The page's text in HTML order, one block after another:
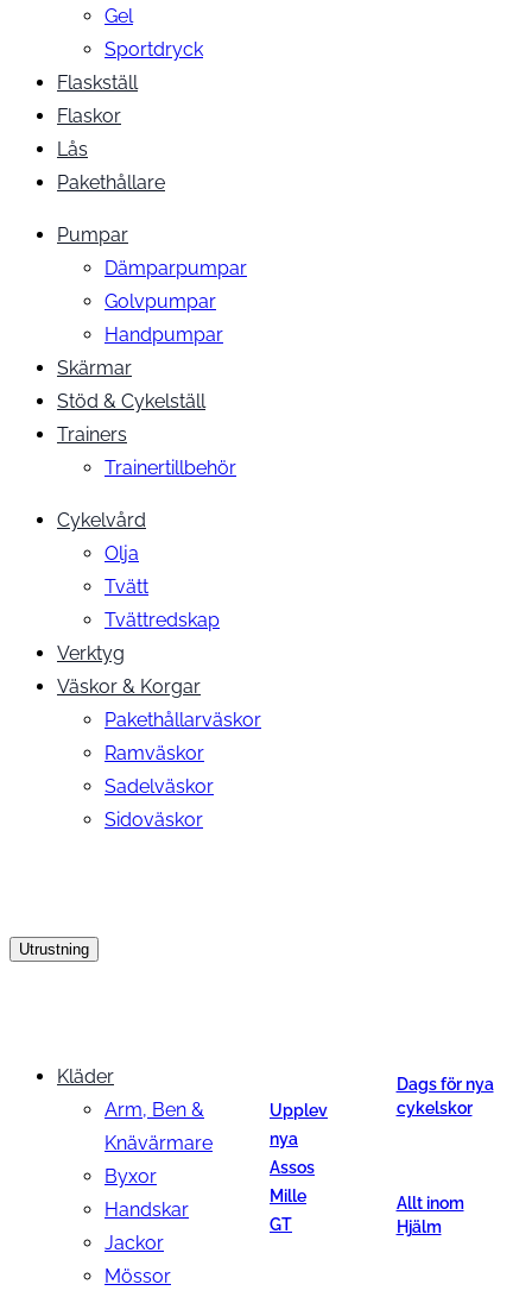
Gel
Sportdryck
Flaskställ
Flaskor
Lås
Pakethållare
Pumpar
Dämparpumpar
Golvpumpar
Handpumpar
Skärmar
Stöd & Cykelställ
Trainers
Trainertillbehör
Cykelvård
Olja
Tvätt
Tvättredskap
Verktyg
Väskor & Korgar
Pakethållarväskor
Ramväskor
Sadelväskor
Sidoväskor
Utrustning
Kläder
Arm, Ben &
Knävärmare
Byxor
Handskar
Jackor
Mössor
Upplev
nya
Assos
Mille
GT
Dags för nya
cykelskor
Allt inom
Hjälm